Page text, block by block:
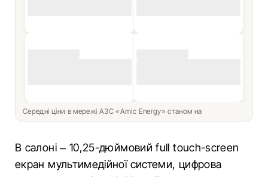
Середні ціни в мережі АЗС «Amic Energy» станом на
В салоні – 10,25-дюймовий full touch-screen
екран мультимедійної системи, цифрова